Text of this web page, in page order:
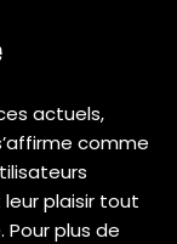
actuels,
comme
plaisir tout
plus de